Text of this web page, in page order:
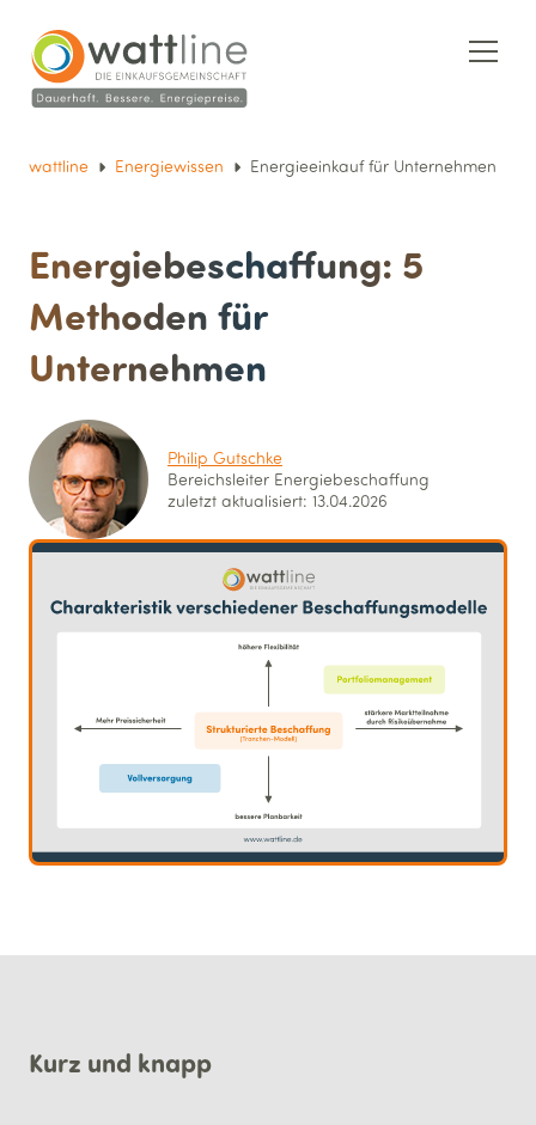
wattline Energiewissen Energieeinkauf für Unternehmen
Energiebeschaffung: 5
Methoden für
Unternehmen
Philip Gutschke
Bereichsleiter Energie­beschaffung
zuletzt aktualisiert: 13.04.2026
Kurz und knapp